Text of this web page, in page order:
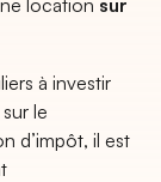
location sur
à investir
le
d’impôt, il est